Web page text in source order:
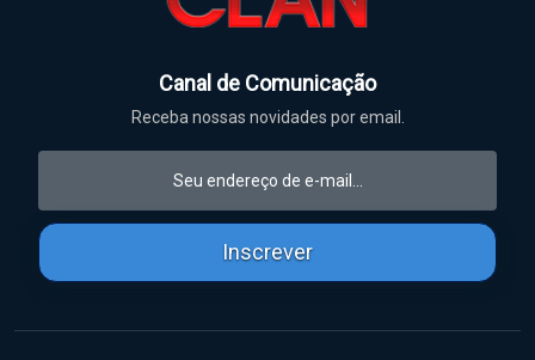
Canal de Comunicação
Receba nossas novidades por email.
Inscrever